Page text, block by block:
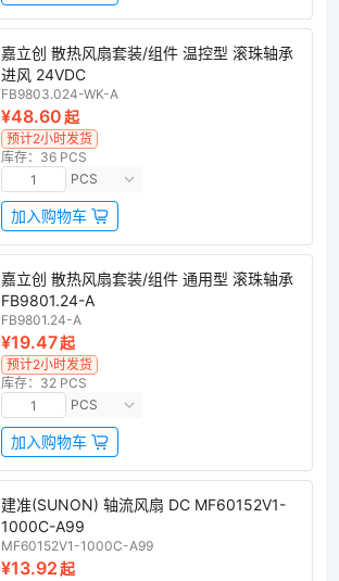
嘉立创 散热风扇套装/组件 温控型 滚珠轴承
进风 24VDC
FB9803.024-WK-A
¥48.60起
预计2小时发货
库存：36 PCS
PCS
加入购物车
嘉立创 散热风扇套装/组件 通用型 滚珠轴承
FB9801.24-A
FB9801.24-A
¥19.47起
预计2小时发货
库存：32 PCS
PCS
加入购物车
建准(SUNON) 轴流风扇 DC MF60152V1-
1000C-A99
MF60152V1-1000C-A99
¥13.92起